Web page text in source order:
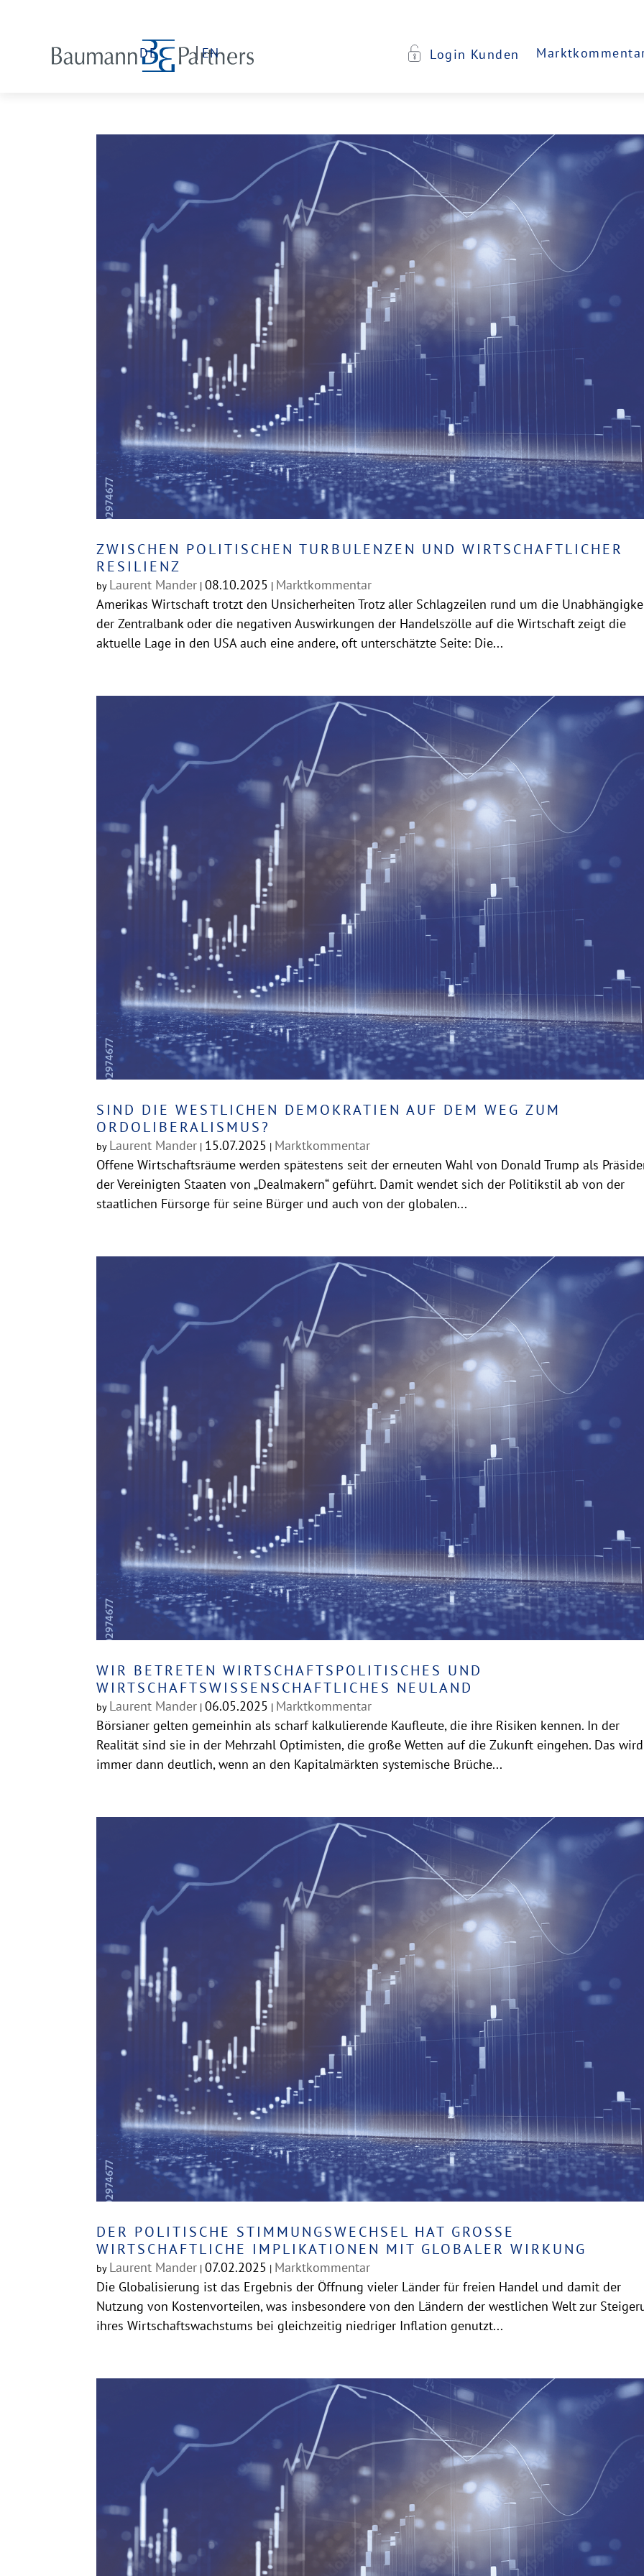
DE EN Login Kunden
ZWISCHEN POLITISCHEN TURBULENZEN UND WIRTSCHAFTLICHER
RESILIENZ
by Laurent Mander |08.10.2025 | Marktkommentar
Amerikas Wirtschaft trotzt den Unsicherheiten Trotz aller Schlagzeilen rund um die
der Zentralbank oder die negativen Auswirkungen der Handelszölle auf die Wirtschaft zeigt die
aktuelle Lage in den USA auch eine andere, oft unterschätzte Seite: Die...
SIND DIE WESTLICHEN DEMOKRATIEN AUF DEM WEG ZUM
ORDOLIBERALISMUS?
by Laurent Mander | 15.07.2025 | Marktkommentar
Offene Wirtschaftsräume werden spätestens seit der erneuten Wahl von Donald Trump als
der Vereinigten Staaten von „Dealmakern“ geführt. Damit wendet sich der Politikstil ab von der
staatlichen Fürsorge für seine Bürger und auch von der globalen...
WIR BETRETEN WIRTSCHAFTSPOLITISCHES UND
WIRTSCHAFTSWISSENSCHAFTLICHES NEULAND
by Laurent Mander |06.05.2025 | Marktkommentar
Börsianer gelten gemeinhin als scharf kalkulierende Kaufleute, die ihre Risiken kennen. In der
Realität sind sie in der Mehrzahl Optimisten, die große Wetten auf die Zukunft eingehen. Das wird
immer dann deutlich, wenn an den Kapitalmärkten systemische Brüche...
DER POLITISCHE STIMMUNGSWECHSEL HAT GROSSE W
IRTSCHAFTLICHE IMPLIKATIONEN MIT GLOBALER WIRKUNG
by Laurent Mander |07.02.2025 | Marktkommentar
Die Globalisierung ist das Ergebnis der Öffnung vieler Länder für freien Handel und damit der
Nutzung von Kostenvorteilen, was insbesondere von den Ländern der westlichen Welt zur
ihres Wirtschaftswachstums bei gleichzeitig niedriger Inflation genutzt...